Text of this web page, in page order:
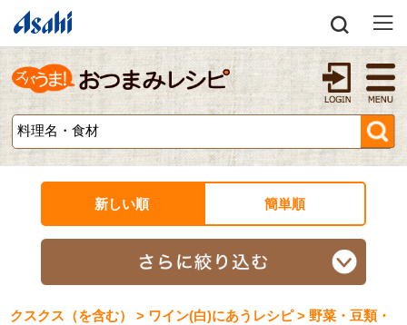
新しい順 簡単順
クスクス（を含む） > ワイン(白)にあうレシピ > 野菜・豆類・